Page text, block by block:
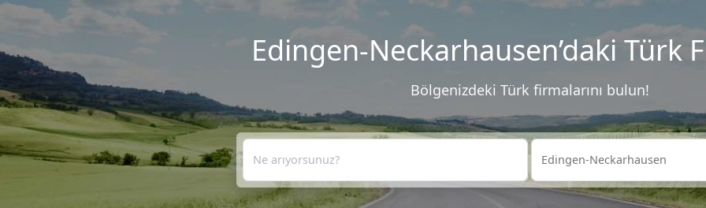
Edingen-Neckarhausen’daki Türk
Bölgenizdeki Türk firmalarını bulun!